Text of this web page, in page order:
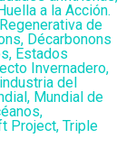
a la Acción.
de
, Décarbonons
, Estados
Invernadero,
industria del
, Mundial de
,
Project, Triple